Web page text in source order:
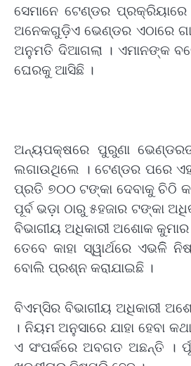
ସେମାନେ ଟେଣ୍ଡର ପ୍ରକ୍ରିୟାରେ
ଅନେକଗୁଡ଼ିଏ ଭେଣ୍ଡର ଏଠାରେ
ଅନୁମତି ଦିଆଗଲା । ଏମାନଙ୍କ
ଘେରକୁ ଆସିଛି ।
ଅନ୍ୟପକ୍ଷରେ ପୁରୁଣା
ଲଗାଉଥିଲେ । ଟେଣ୍ଡର ପରେ
ପ୍ରତି ୭୦୦ ଟଙ୍କା ଦେବାକୁ ଚିଠି
ପୂର୍ବ ଭଡ଼ା ଠାରୁ ୫ହଜାର ଟଙ୍କା
ବିଭାଗୀୟ ଅଧିକାରୀ ଅଶୋକ
ତେବେ କାହା ସ୍ୱାର୍ଥରେ ଏଭଳିି
ବୋଲି ପ୍ରଶ୍ନ କରାଯାଇଛି ।
ବିଏମ୍‌ସିର ବିଭାଗୀୟ ଅଧିକାରୀ
। ନିୟମ ଅନୁସାରେ ଯାହା ହେବା
ଏ ସଂପର୍କରେ ଅବଗତ ଅଛନ୍ତି ।